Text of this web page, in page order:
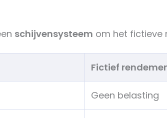
schijvensysteem om het fictieve
Fictief
Geen belasting